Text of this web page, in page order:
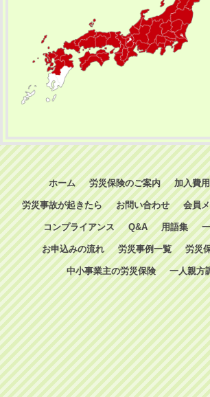
ホーム 労災保険のご案内 加入費用
労災事故が起きたら お問い合わせ 会員
コンプライアンス Q&A 用語集
お申込みの流れ 労災事例一覧 労災
中小事業主の労災保険 一人親方